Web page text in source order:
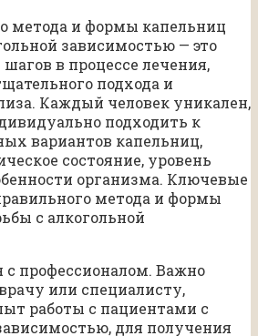
метода и формы капельниц
зависимостью — это
в процессе лечения,
подхода и
Каждый человек уникален,
подходить к
вариантов капельниц,
состояние, уровень
организма. Ключевые
метода и формы
с алкогольной
с профессионалом. Важно
или специалисту,
работы с пациентами с
для получения